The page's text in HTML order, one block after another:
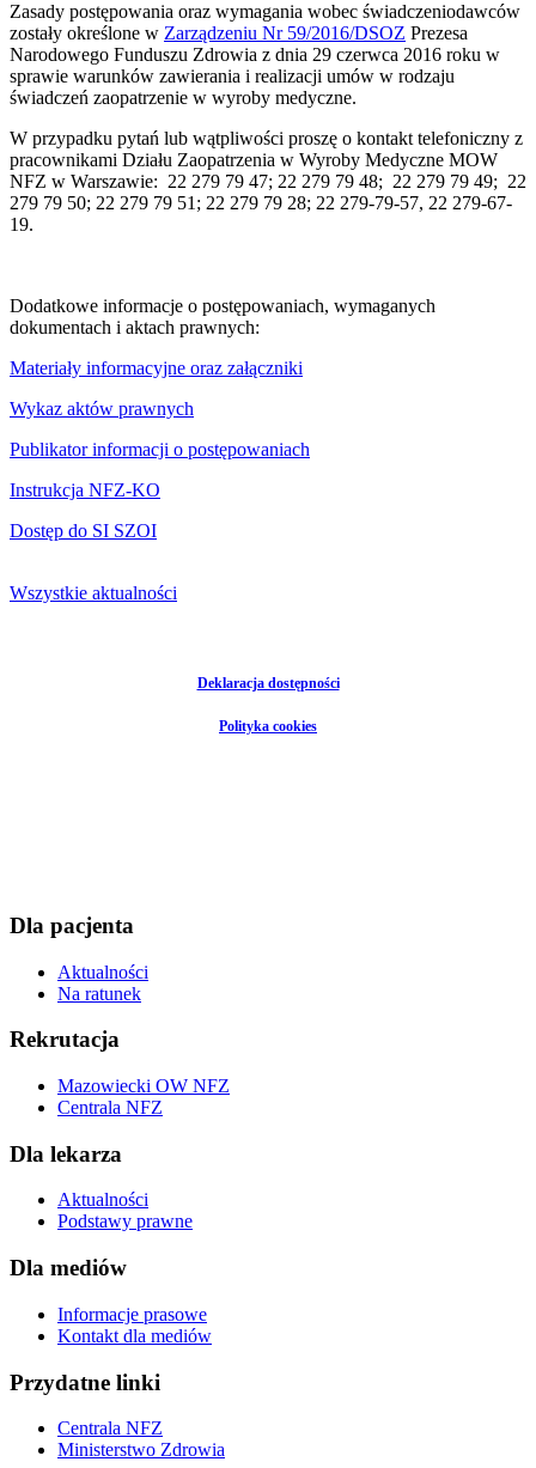
Zasady postępowania oraz wymagania wobec świadczeniodawców
zostały określone w Zarządzeniu Nr 59/2016/DSOZ Prezesa
Narodowego Funduszu Zdrowia z dnia 29 czerwca 2016 roku w
sprawie warunków zawierania i realizacji umów w rodzaju
świadczeń zaopatrzenie w wyroby medyczne.
W przypadku pytań lub wątpliwości proszę o kontakt telefoniczny z
pracownikami Działu Zaopatrzenia w Wyroby Medyczne MOW
NFZ w Warszawie: 22 279 79 47; 22 279 79 48; 22 279 79 49; 22
279 79 50; 22 279 79 51; 22 279 79 28; 22 279-79-57, 22 279-67-
19.
Dodatkowe informacje o postępowaniach, wymaganych
dokumentach i aktach prawnych:
Materiały informacyjne oraz załączniki
Wykaz aktów prawnych
Publikator informacji o postępowaniach
Instrukcja NFZ-KO
Dostęp do SI SZOI
Wszystkie aktualności
Deklaracja dostępności
Polityka cookies
Dla pacjenta
Aktualności
Na ratunek
Rekrutacja
Mazowiecki OW NFZ
Centrala NFZ
Dla lekarza
Aktualności
Podstawy prawne
Dla mediów
Informacje prasowe
Kontakt dla mediów
Przydatne linki
Centrala NFZ
Ministerstwo Zdrowia